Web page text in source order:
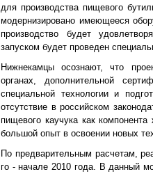
для производства пищевого
модернизировано имеющееся
производство будет
запуском будет проведен
Нижнекамцы осознают, что
органах, дополнительной
специальной технологии и
отсутствие в российском
пищевого каучука как
большой опыт в освоении новых
По предварительным расчетам,
го - начале 2010 года. В данный